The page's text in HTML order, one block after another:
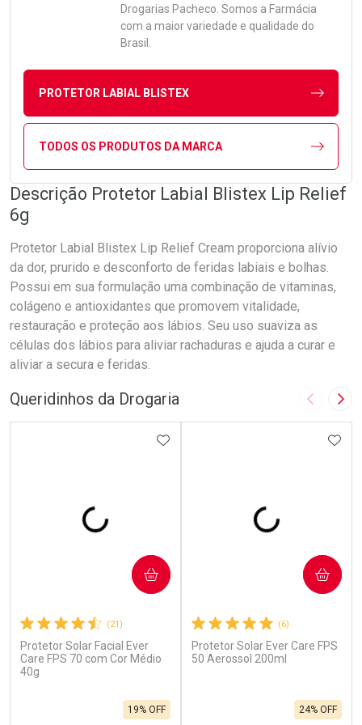
Drogarias Pacheco. Somos a Farmácia
com a maior variedade e qualidade do
Brasil.
PROTETOR LABIAL BLISTEX
TODOS OS PRODUTOS DA MARCA
Descrição Protetor Labial Blistex Lip Relief
6g
Protetor Labial Blistex Lip Relief Cream proporciona alívio
da dor, prurido e desconforto de feridas labiais e bolhas.
Possui em sua formulação uma combinação de vitaminas,
colágeno e antioxidantes que promovem vitalidade,
restauração e proteção aos lábios. Seu uso suaviza as
células dos lábios para aliviar rachaduras e ajuda a curar e
aliviar a secura e feridas.
Queridinhos da Drogaria Imagem
(21)
Protetor Solar Facial Ever
Care FPS 70 com Cor Médio
40g
19% OFF
ADICIONAR AOS FAVORITOS
COMPRAR
(6)
Protetor Solar Ever Care FPS
50 Aerossol 200ml
24% OFF
COMPRAR